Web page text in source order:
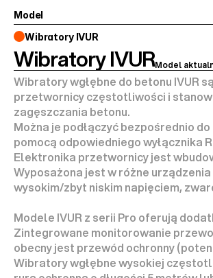
Model
Wibratory IVUR
Wibratory IVURModel
Wibratory wgłębne do betonu IVUR
przetwornicy częstotliwości i
zagęszczania betonu.
Można je podłączyć bezpośrednio
pomocą odpowiedniego wyłącznika
Elektronika przetwornicy jest
Wyposażona jest w różne
wysokim/zbyt niskim napięciem,
Modele IVUR z serii Pro oferują
Zintegrowane monitorowanie
obecny jest przewód ochronny
Wibratory wgłębne wysokiej